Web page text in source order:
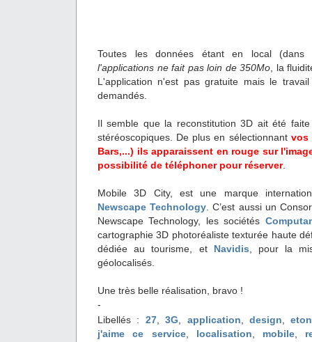
Toutes les données étant en local
l'applications ne fait pas loin de 350Mo , la
L'application n'est pas gratuite mais le
demandés.
Il semble que la reconstitution 3D ait été
stéréoscopiques. De plus en sélectionnant vos
Bars,...) ils apparaissent en rouge sur
possibilité de téléphoner pour réserver.
Mobile 3D City, est une marque
Newscape Technology . C’est aussi un
Newscape Technology, les sociétés
cartographie 3D photoréaliste texturée haute
dédiée au tourisme, et Navidis , pour la
géolocalisés.
Une très belle réalisation, bravo !
-
Libellés : 27,3G, application, design,
j'aime ce service, localisation, mobile,